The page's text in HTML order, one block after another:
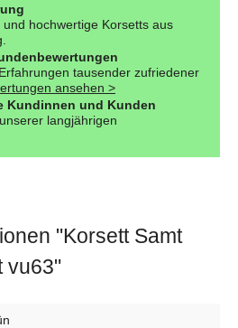
hochwertige Korsetts aus
tausender zufriedener
ansehen >
Kundinnen und Kunden
langjährigen
"Korsett Samt
vu63"